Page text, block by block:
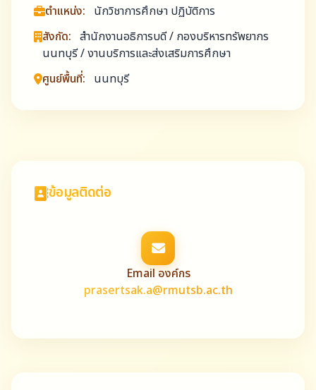
ตำแหน่ง: นักวิชาการศึกษา ปฏิบัติการ
สังกัด: สำนักงานอธิการบดี / กองบริหารทรัพยากร
นนทบุรี / งานบริการและส่งเสริมการศึกษา
ศูนย์พื้นที่: นนทบุรี
ข้อมูลติดต่อ
Email องค์กร
prasertsak.a@rmutsb.ac.th